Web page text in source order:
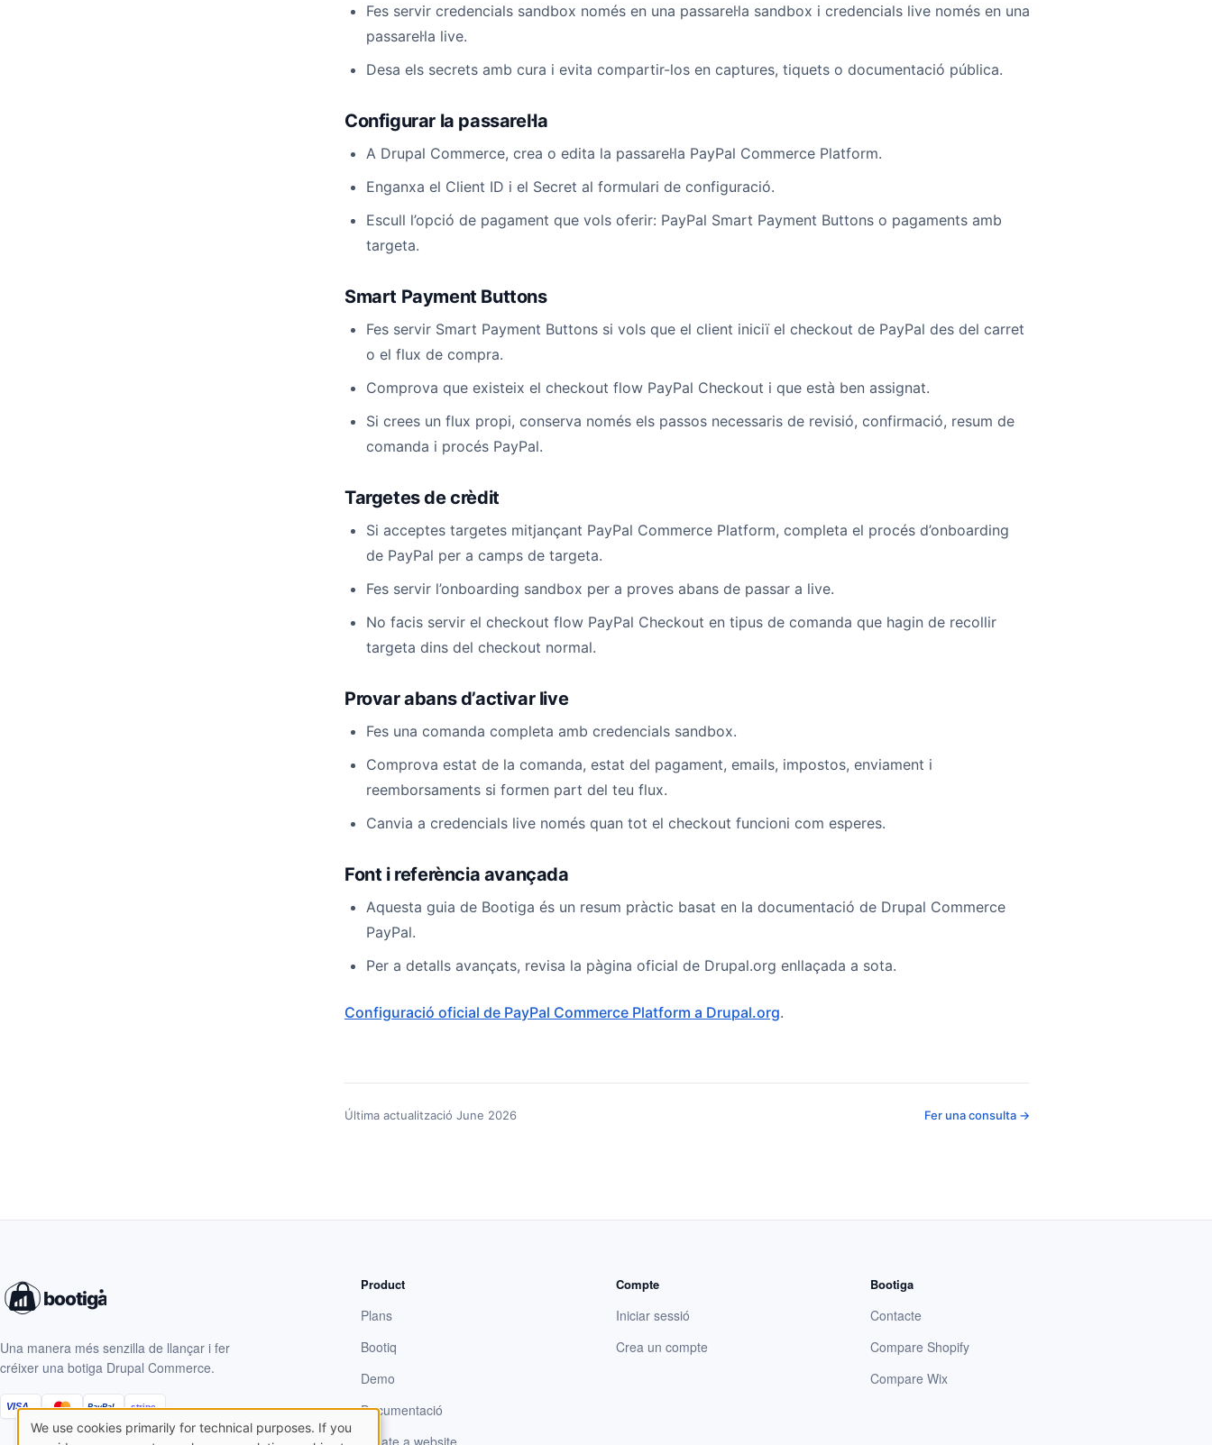
Fes servir credencials sandbox només en una passarel·la sandbox i credencials live només en una
passarel·la live.
Desa els secrets amb cura i evita compartir-los en captures, tiquets o documentació pública.
Configurar la passarel·la
A Drupal Commerce, crea o edita la passarel·la PayPal Commerce Platform.
Enganxa el Client ID i el Secret al formulari de configuració.
Escull l’opció de pagament que vols oferir: PayPal Smart Payment Buttons o pagaments amb
targeta.
Smart Payment Buttons
Fes servir Smart Payment Buttons si vols que el client iniciï el checkout de PayPal des del carret
o el flux de compra.
Comprova que existeix el checkout flow PayPal Checkout i que està ben assignat.
Si crees un flux propi, conserva només els passos necessaris de revisió, confirmació, resum de
comanda i procés PayPal.
Targetes de crèdit
Si acceptes targetes mitjançant PayPal Commerce Platform, completa el procés d’onboarding
de PayPal per a camps de targeta.
Fes servir l’onboarding sandbox per a proves abans de passar a live.
No facis servir el checkout flow PayPal Checkout en tipus de comanda que hagin de recollir
targeta dins del checkout normal.
Provar abans d’activar live
Fes una comanda completa amb credencials sandbox.
Comprova estat de la comanda, estat del pagament, emails, impostos, enviament i
reemborsaments si formen part del teu flux.
Canvia a credencials live només quan tot el checkout funcioni com esperes.
Font i referència avançada
Aquesta guia de Bootiga és un resum pràctic basat en la documentació de Drupal Commerce
PayPal.
Per a detalls avançats, revisa la pàgina oficial de Drupal.org enllaçada a sota.
Configuració oficial de PayPal Commerce Platform a Drupal.org.
Última actualització June 2026 Fer una consulta →
Una manera més senzilla de llançar i fer
créixer una botiga Drupal Commerce.
VISA PayPal stripe
Product
Plans
Bootiq
Demo
Documentació
Create a website
Compte
Iniciar sessió
Crea un compte
Bootiga
Contacte
Compare Shopify
Compare Wix
We use cookies primarily for technical purposes. If you